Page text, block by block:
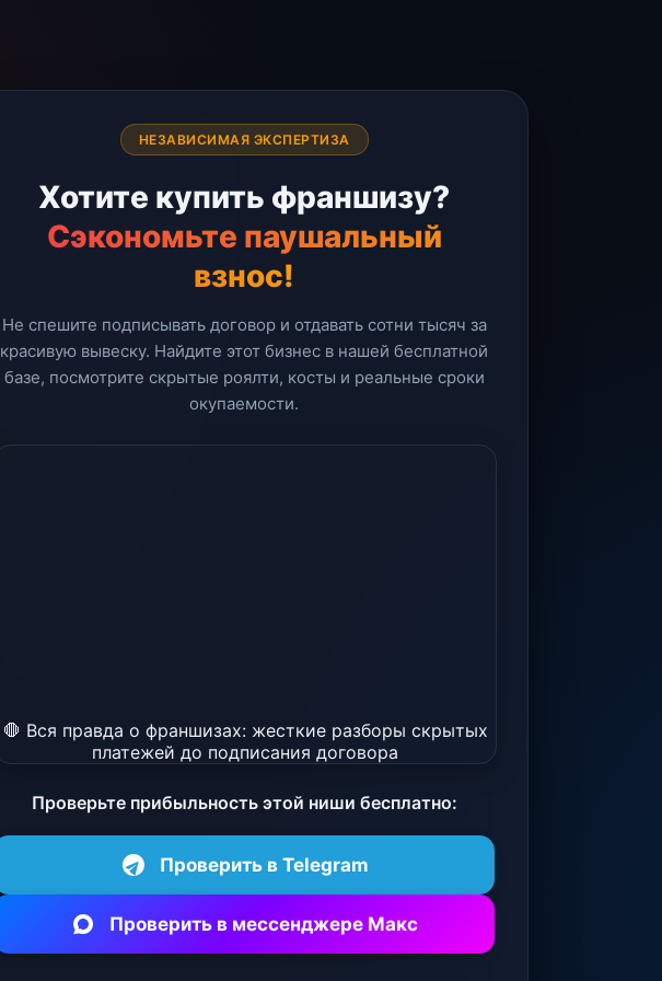
НЕЗАВИСИМАЯ ЭКСПЕРТИЗА
Хотите купить франшизу?
Сэкономьте паушальный
взнос!
Не спешите подписывать договор и отдавать сотни тысяч за
красивую вывеску. Найдите этот бизнес в нашей бесплатной
базе, посмотрите скрытые роялти, косты и реальные сроки
окупаемости.
🛑 Вся правда о франшизах: жесткие разборы скрытых
платежей до подписания договора
Проверьте прибыльность этой ниши бесплатно:
Проверить в Telegram
Проверить в мессенджере Макс